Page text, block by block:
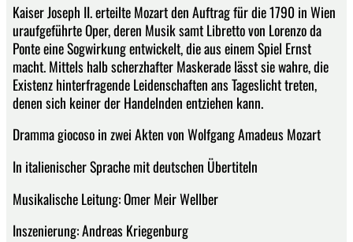
Kaiser Joseph II. erteilte Mozart den Auftrag für die 1790 in Wien
uraufgeführte Oper, deren Musik samt Libretto von Lorenzo da
Ponte eine Sogwirkung entwickelt, die aus einem Spiel Ernst
macht. Mittels halb scherzhafter Maskerade lässt sie wahre, die
Existenz hinterfragende Leidenschaften ans Tageslicht treten,
denen sich keiner der Handelnden entziehen kann.
Dramma giocoso in zwei Akten von Wolfgang Amadeus Mozart
In italienischer Sprache mit deutschen Übertiteln
Musikalische Leitung: Omer Meir Wellber
Inszenierung: Andreas Kriegenburg